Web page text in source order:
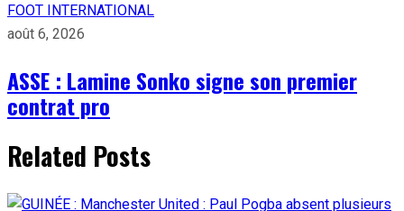
FOOT INTERNATIONAL
août 6, 2026
ASSE : Lamine Sonko signe son premier
contrat pro
Related Posts